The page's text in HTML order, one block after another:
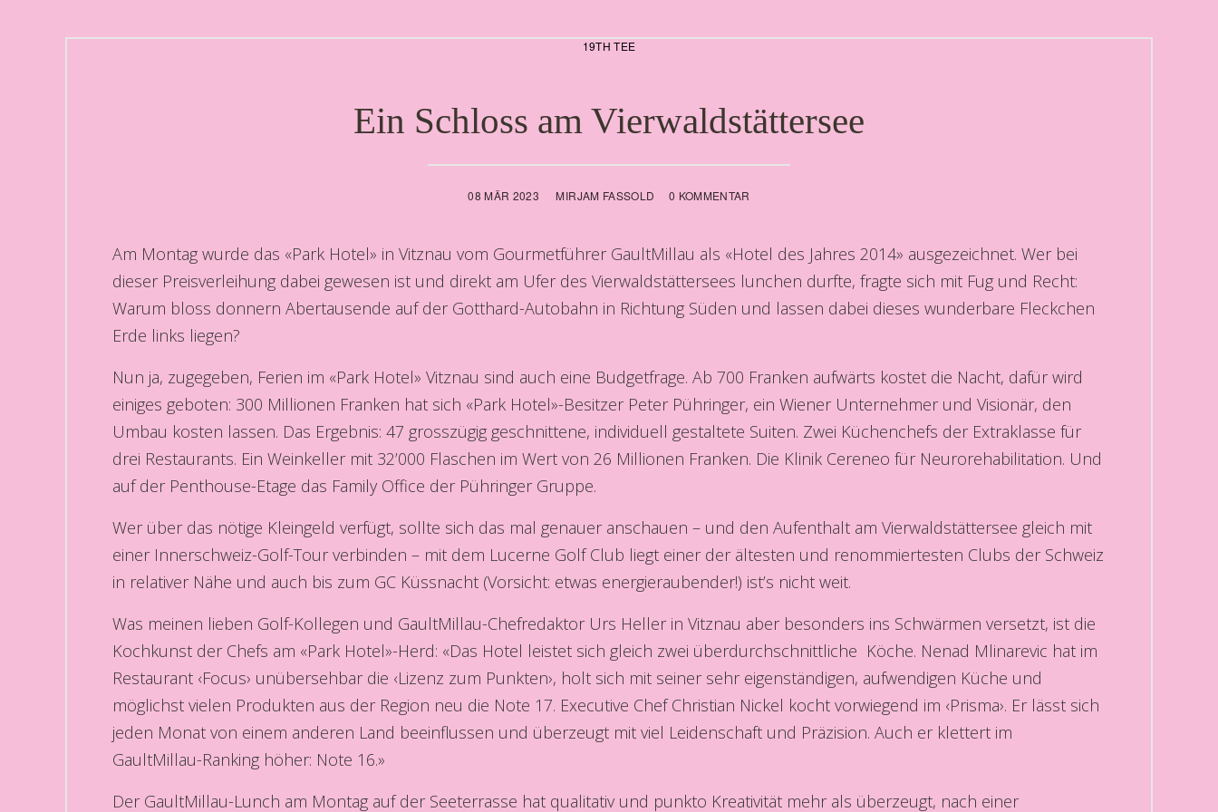
19TH TEE
Ein Schloss am Vierwaldstättersee
08 MÄR 2023 MIRJAM FASSOLD 0 KOMMENTAR
Am Montag wurde das «Park Hotel» in Vitznau vom Gourmetführer GaultMillau als «Hotel des Jahres 2014» ausgezeichnet. Wer bei
dieser Preisverleihung dabei gewesen ist und direkt am Ufer des Vierwaldstättersees lunchen durfte, fragte sich mit Fug und Recht:
Warum bloss donnern Abertausende auf der Gotthard-Autobahn in Richtung Süden und lassen dabei dieses wunderbare Fleckchen
Erde links liegen?
Nun ja, zugegeben, Ferien im «Park Hotel» Vitznau sind auch eine Budgetfrage. Ab 700 Franken aufwärts kostet die Nacht, dafür wird
einiges geboten: 300 Millionen Franken hat sich «Park Hotel»-Besitzer Peter Pühringer, ein Wiener Unternehmer und Visionär, den
Umbau kosten lassen. Das Ergebnis: 47 grosszügig geschnittene, individuell gestaltete Suiten. Zwei Küchenchefs der Extraklasse für
drei Restaurants. Ein Weinkeller mit 32’000 Flaschen im Wert von 26 Millionen Franken. Die Klinik Cereneo für Neurorehabilitation. Und
auf der Penthouse-Etage das Family Office der Pühringer Gruppe.
Wer über das nötige Kleingeld verfügt, sollte sich das mal genauer anschauen – und den Aufenthalt am Vierwaldstättersee gleich mit
einer Innerschweiz-Golf-Tour verbinden – mit dem Lucerne Golf Club liegt einer der ältesten und renommiertesten Clubs der Schweiz
in relativer Nähe und auch bis zum GC Küssnacht (Vorsicht: etwas energieraubender!) ist’s nicht weit.
Was meinen lieben Golf-Kollegen und GaultMillau-Chefredaktor Urs Heller in Vitznau aber besonders ins Schwärmen versetzt, ist die
Kochkunst der Chefs am «Park Hotel»-Herd: «Das Hotel leistet sich gleich zwei überdurchschnittliche Köche. Nenad Mlinarevic hat im
Restaurant ‹Focus› unübersehbar die ‹Lizenz zum Punkten›, holt sich mit seiner sehr eigenständigen, aufwendigen Küche und
möglichst vielen Produkten aus der Region neu die Note 17. Executive Chef Christian Nickel kocht vorwiegend im ‹Prisma›. Er lässt sich
jeden Monat von einem anderen Land beeinflussen und überzeugt mit viel Leidenschaft und Präzision. Auch er klettert im
GaultMillau-Ranking höher: Note 16.»
Der GaultMillau-Lunch am Montag auf der Seeterrasse hat qualitativ und punkto Kreativität mehr als überzeugt, nach einer